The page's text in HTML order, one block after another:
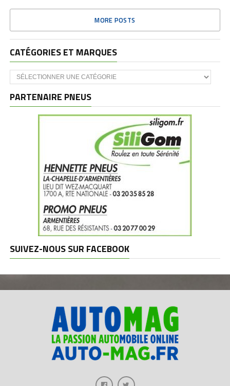
MORE POSTS
CATÉGORIES ET MARQUES
Catégories
et
PARTENAIRE PNEUS
SUIVEZ-NOUS SUR FACEBOOK